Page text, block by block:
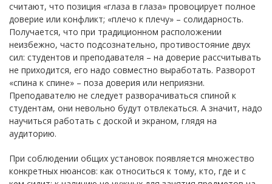
считают, что позиция «глаза в глаза» провоцирует полное
доверие или конфликт; «плечо к плечу» – солидарность.
Получается, что при традиционном расположении
неизбежно, часто подсознательно, противостояние двух
сил: студентов и преподавателя – на доверие рассчитывать
не приходится, его надо совместно выработать. Разворот
«спина к спине» – поза доверия или неприязни.
Преподавателю не следует разворачиваться спиной к
студентам, они невольно будут отвлекаться. А значит, надо
научиться работать с доской и экраном, глядя на
аудиторию.
При соблюдении общих установок появляется множество
конкретных нюансов: как относиться к тому, кто, где и с